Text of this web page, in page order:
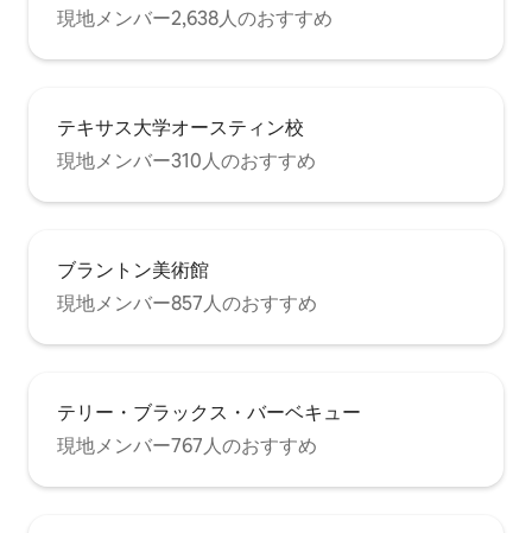
現地メンバー2,638人のおすすめ
テキサス大学オースティン校
現地メンバー310人のおすすめ
ブラントン美術館
現地メンバー857人のおすすめ
テリー・ブラックス・バーベキュー
現地メンバー767人のおすすめ